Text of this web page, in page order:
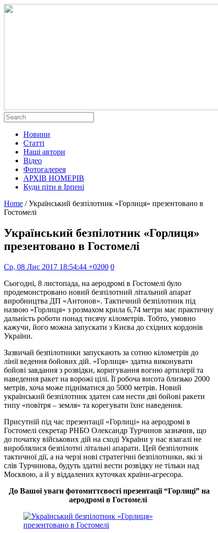
Новини
Статті
Наші автори
Відео
Фотогалерея
АРХІВ НОМЕРІВ
Куди піти в Ірпені
Home / Український безпілотник «Горлиця» презентовано в
Гостомелі
Український безпілотник «Горлиця»
презентовано в Гостомелі
Ср, 08 Лис 2017 18:54:44 +0200 0
Сьогодні, 8 листопада, на аеродромі в Гостомелі було
продемонстровано новий безпілотний літальний апарат
виробництва ДП «Антонов». Тактичний безпілотник під
назвою «Горлиця» з розмахом крила 6,74 метри має практичну
дальність роботи понад тисячу кілометрів. Тобто, умовно
кажучи, його можна запускати з Києва до східних кордонів
України.
Зазвичай безпілотники запускають за сотню кілометрів до
лінії ведення бойових дій. «Горлиця» здатна виконувати
бойові завдання з розвідки, коригування вогню артилерії та
наведення ракет на ворожі цілі. Її робоча висота близько 2000
метрів, хоча може підніматися до 5000 метрів. Новий
український безпілотник здатен сам нести дві бойові ракети
типу «повітря – земля» та корегувати їхнє наведення.
Присутній під час презентації «Горлиці» на аеродромі в
Гостомелі секретар РНБО Олександр Турчинов зазначив, що
до початку військових дій на сході України у нас взагалі не
вироблялися безпілотні літальні апарати. Цей безпілотник
тактичної дії, а на черзі нові стратегічні безпілотники, які зі
слів Турчинова, будуть здатні вести розвідку не тільки над
Москвою, а й у віддалених куточках країни-агресора.
До Вашої уваги фотомиттєвості презентації “Горлиці” на
аеродромі в Гостомелі